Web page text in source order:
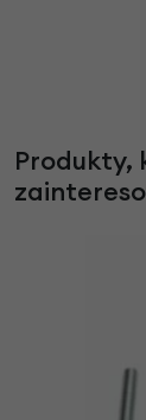
Produkty,